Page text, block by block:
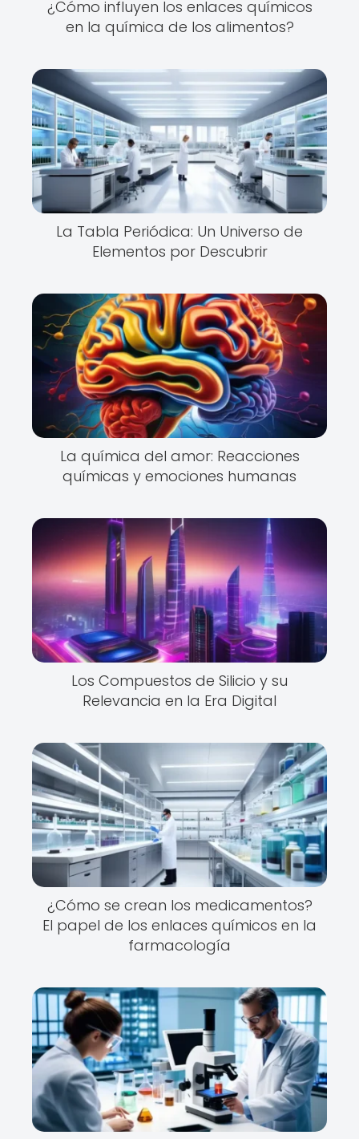
¿Cómo influyen los enlaces químicos
en la química de los alimentos?
La Tabla Periódica: Un Universo de
Elementos por Descubrir
La química del amor: Reacciones
químicas y emociones humanas
Los Compuestos de Silicio y su
Relevancia en la Era Digital
¿Cómo se crean los medicamentos?
El papel de los enlaces químicos en la
farmacología